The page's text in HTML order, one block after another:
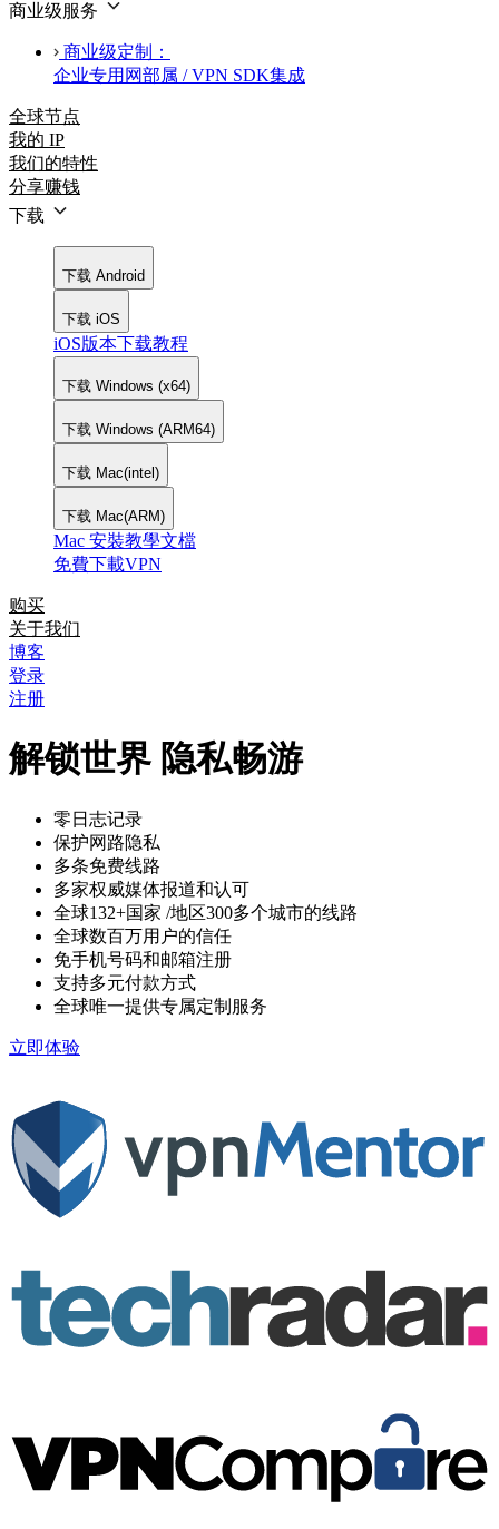
商业级服务
商业级定制：
企业专用网部属 / VPN SDK集成
全球节点
我的 IP
我们的特性
分享赚钱
下载
下载 Android
下载 iOS
iOS版本下载教程
下载 Windows (x64)
下载 Windows (ARM64)
下载 Mac(intel)
下载 Mac(ARM)
Mac 安裝教學文檔
免費下載VPN
购买
关于我们
博客
登录
注册
解锁世界 隐私畅游
零日志记录
保护网路隐私
多条免费线路
多家权威媒体报道和认可
全球132+国家 /地区300多个城市的线路
全球数百万用户的信任
免手机号码和邮箱注册
支持多元付款方式
全球唯一提供专属定制服务
立即体验